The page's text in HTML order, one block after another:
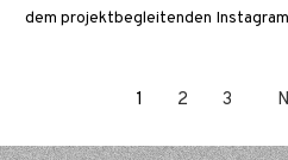
dem projektbegleitenden
Beitragsnavigation
1 2 3